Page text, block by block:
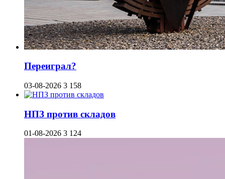
Переиграл?
03-08-2026 3 158
НПЗ против складов
01-08-2026 3 124